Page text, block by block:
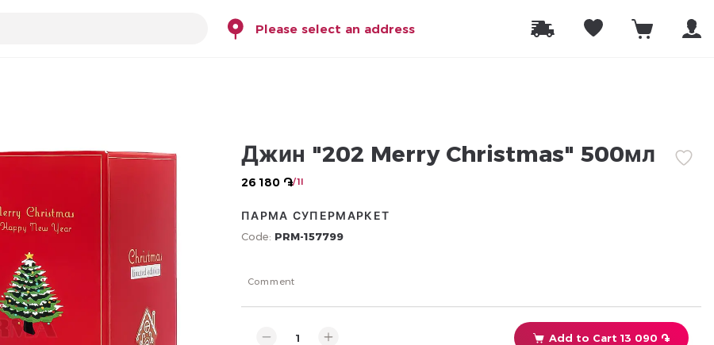
Please select an address
Джин "202 Merry Christmas" 500мл
26 180 ֏/ 1l
ПАРМА СУПЕРМАРКЕТ
Code: PRM-157799
Comment
Add to Cart 13 090 ֏